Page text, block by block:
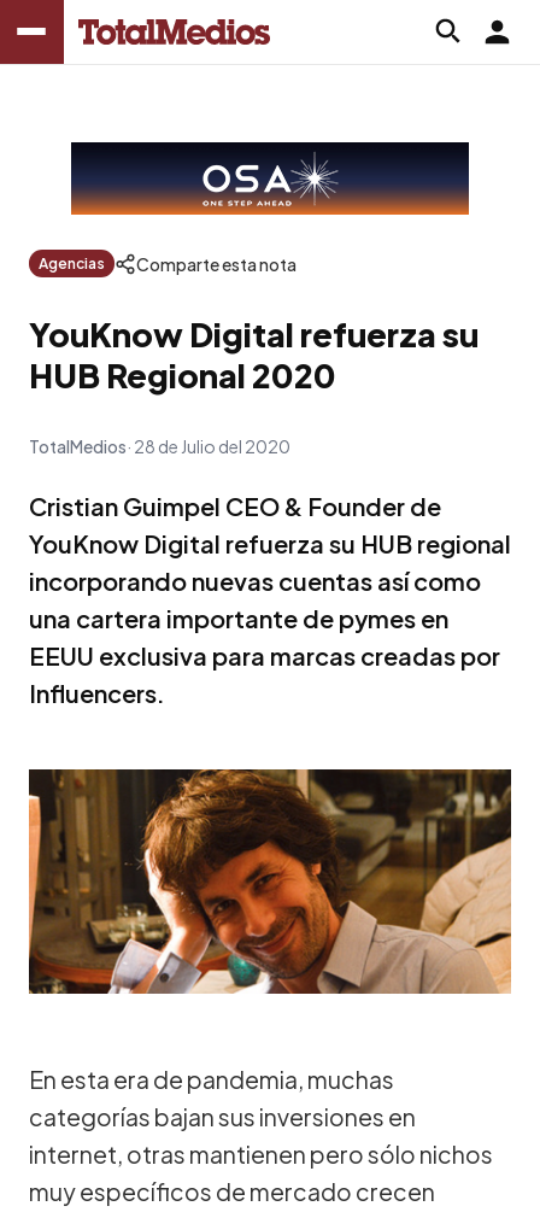
Agencias Comparte esta nota
YouKnow Digital refuerza su
HUB Regional 2020
TotalMedios 28 de Julio del 2020
Cristian Guimpel CEO & Founder de
YouKnow Digital refuerza su HUB regional
incorporando nuevas cuentas así como
una cartera importante de pymes en
EEUU exclusiva para marcas creadas por
Influencers.
En esta era de pandemia, muchas
categorías bajan sus inversiones en
internet, otras mantienen pero sólo nichos
muy específicos de mercado crecen